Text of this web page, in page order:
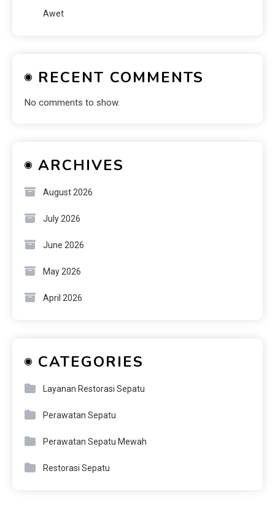
Awet
RECENT COMMENTS
No comments to show.
ARCHIVES
August 2026
July 2026
June 2026
May 2026
April 2026
CATEGORIES
Layanan Restorasi Sepatu
Perawatan Sepatu
Perawatan Sepatu Mewah
Restorasi Sepatu